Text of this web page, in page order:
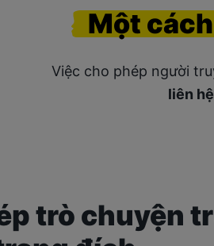
Một cách
Việc cho phép người
liên
trò chuyện